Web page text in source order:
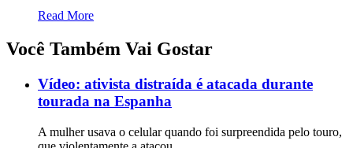
Read More
Você Também Vai Gostar
Vídeo: ativista distraída é atacada durante
tourada na Espanha
A mulher usava o celular quando foi surpreendida pelo touro,